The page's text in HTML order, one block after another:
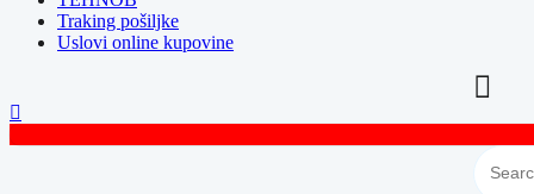
Traking pošiljke
Uslovi online kupovine